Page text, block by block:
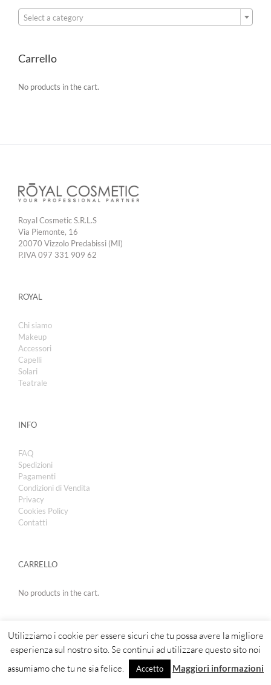
Select a category
Carrello
No products in the cart.
Royal Cosmetic S.R.L.S
Via Piemonte, 16
20070 Vizzolo Predabissi (MI)
P.IVA 097 331 909 62
ROYAL
Chi siamo
Makeup
Accessori
Capelli
Solari
Teatrale
INFO
FAQ
Spedizioni
Pagamenti
Condizioni di Vendita
Privacy
Cookies Policy
Contatti
CARRELLO
No products in the cart.
Copyright 2019 | Royal Cosmetic
Utilizziamo i cookie per essere sicuri che tu possa avere la migliore
esperienza sul nostro sito. Se continui ad utilizzare questo sito noi
assumiamo che tu ne sia felice.
Accetto Maggiori informazioni